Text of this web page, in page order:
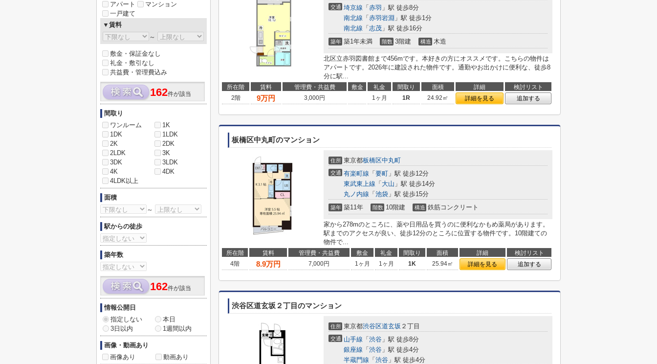
交通 埼京線 「 赤羽 」駅 徒歩8分
南北線 「 赤羽岩淵 」駅 徒歩1分
南北線 「 志茂 」駅 徒歩16分
築年 築1年未満 階数 3階建 構造 木造
北区立赤羽図書館まで456mです。本好きの方にオススメです。こちらの物件は
アパートです。2026年に建設された物件です。通勤やお出かけに便利な、徒歩8
分に駅...
所在階 賃料 管理費・共益費 敷金 礼金 間取り 面積 詳細
検討リスト
2階
9万円 3,000円 1ヶ月 1R 24.92㎡ 詳細を見る 追加する
板橋区中丸町のマンション
住所 東京都板橋区中丸町
交通 有楽町線 「 要町 」駅 徒歩12分
東武東上線 「 大山 」駅 徒歩14分
丸ノ内線 「 池袋 」駅 徒歩15分
築年 築11年 階数 10階建 構造 鉄筋コンクリート
家から278mのところに、薬や日用品を買うのに便利なかもめ薬局があります。
駅までのアクセスが良い、徒歩12分のところに位置する物件です。10階建ての
物件で...
所在階 賃料 管理費・共益費 敷金 礼金 間取り 面積 詳細
検討リスト
4階
8.9万円 7,000円 1ヶ月 1ヶ月 1K 25.94㎡ 詳細を見る 追加する
渋谷区道玄坂２丁目のマンション
住所 東京都渋谷区道玄坂 ２丁目
交通 山手線 「 渋谷 」駅 徒歩8分
銀座線 「 渋谷 」駅 徒歩4分
半蔵門線 「 渋谷 」駅 徒歩4分
アパート
マンション
一戸建て
▼賃料
～
敷金・保証金なし
礼金・敷引なし
共益費・管理費込み
162件が該当
間取り
ワンルーム
1K
1DK
1LDK
2K
2DK
2LDK
3K
3DK
3LDK
4K
4DK
4LDK以上
面積
～
駅からの徒歩
築年数
162件が該当
情報公開日
指定しない
本日
3日以内
1週間以内
画像・動画あり
画像あり
動画あり